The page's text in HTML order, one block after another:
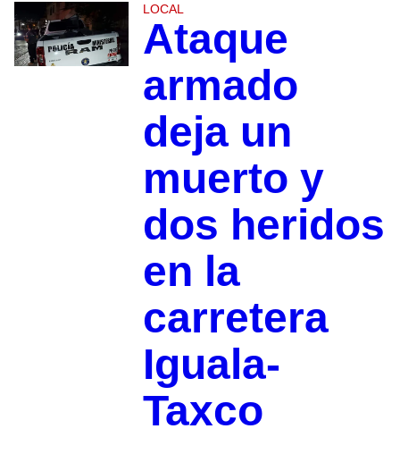
LOCAL
Ataque
armado
deja un
muerto y
dos heridos
en la
carretera
Iguala-
Taxco